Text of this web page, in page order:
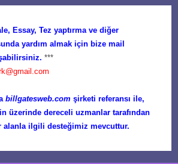
Essay, Tez yaptırma ve diğer
yardım almak için bize mail
***
billgatesweb.com şirketi referansı ile,
üzerinde dereceli uzmanlar tarafından
alanla ilgili desteğimiz mevcuttur.